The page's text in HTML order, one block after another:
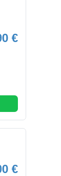
€
€